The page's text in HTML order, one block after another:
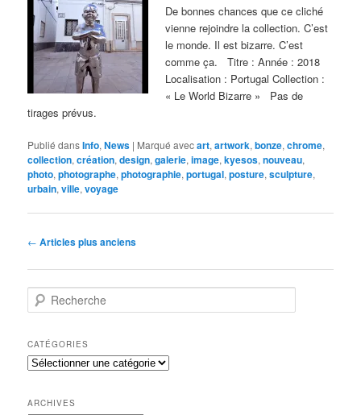
De bonnes chances que ce cliché
vienne rejoindre la collection. C’est
le monde. Il est bizarre. C’est
comme ça. Titre : Année : 2018
Localisation : Portugal Collection :
« Le World Bizarre » Pas de
tirages prévus.
Publié dansInfo,News | Marqué avecart,artwork,bonze,chrome,
collection,création,design,galerie,image,kyesos,nouveau,
photo,photographe,photographie,portugal,posture,sculpture,
urbain,ville,voyage
Navigation
articles
← Articles plus anciens
e
h
e
r
h
CATÉGORIES
Catégories
ARCHIVES